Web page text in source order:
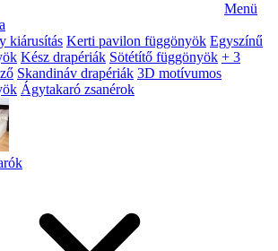
Menü
kiárusítás Kerti pavilon függönyök Egyszínű
Kész drapériák Sötétítő függönyök + 3
Skandináv drapériák 3D motívumos
Ágytakaró zsanérok